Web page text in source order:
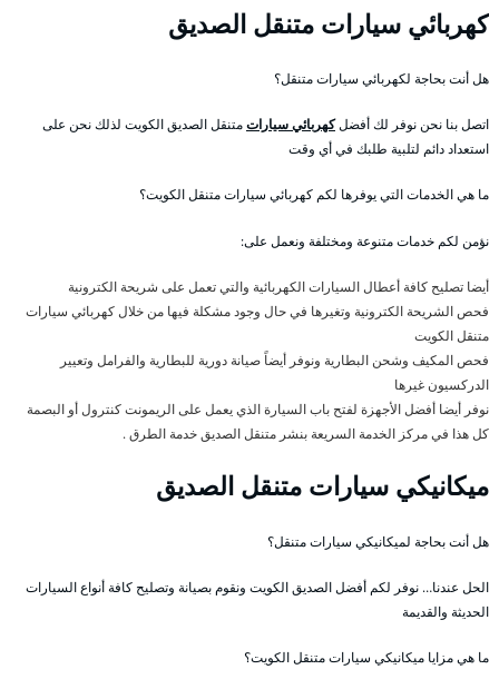
كهربائي سيارات متنقل الصديق
هل أنت بحاجة لكهربائي سيارات متنقل؟
اتصل بنا نحن نوفر لك أفضلكهربائي سياراتمتنقل الصديق الكويت لذلك نحن على
استعداد دائم لتلبية طلبك في أي وقت
ما هي الخدمات التي يوفرها لكم كهربائي سيارات متنقل الكويت؟
نؤمن لكم خدمات متنوعة ومختلفة ونعمل على:
أيضا تصليح كافة أعطال السيارات الكهربائية والتي تعمل على شريحة الكترونية
فحص الشريحة الكترونية وتغيرها في حال وجود مشكلة فيها من خلال كهربائي سيارات
متنقل الكويت
فحص المكيف وشحن البطارية ونوفر أيضاً صيانة دورية للبطارية والفرامل وتعيير
الدركسيون غيرها
نوفر أيضا أفضل الأجهزة لفتح باب السيارة الذي يعمل على الريمونت كنترول أو البصمة
كل هذا في مركز الخدمة السريعة بنشر متنقل الصديق خدمة الطرق .
ميكانيكي سيارات متنقل الصديق
هل أنت بحاجة لميكانيكي سيارات متنقل؟
الحل عندنا… نوفر لكم أفضل الصديق الكويت ونقوم بصيانة وتصليح كافة أنواع السيارات
الحديثة والقديمة
ما هي مزايا ميكانيكي سيارات متنقل الكويت؟